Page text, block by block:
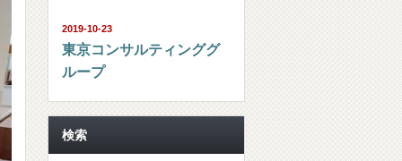
2019-10-23
東京コンサルティンググ
ループ
検索